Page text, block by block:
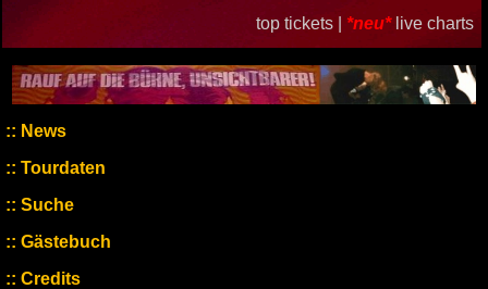
top tickets | *neu* live charts
News
Tourdaten
Suche
Gästebuch
Credits